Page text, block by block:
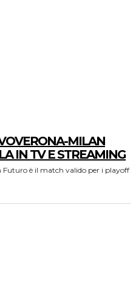
MILAN
IN TV E STREAMING
Futuro è il match valido per i playoff